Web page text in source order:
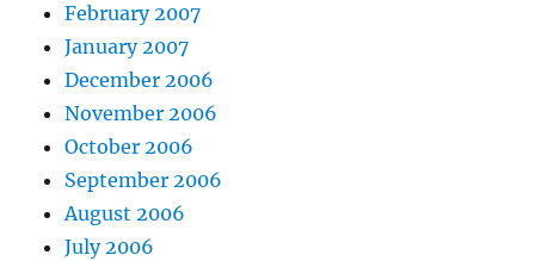
February 2007
January 2007
December 2006
November 2006
October 2006
September 2006
August 2006
July 2006